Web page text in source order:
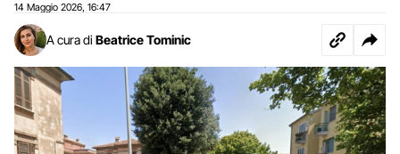
14 Maggio 2026 16:47
A cura di Beatrice Tominic